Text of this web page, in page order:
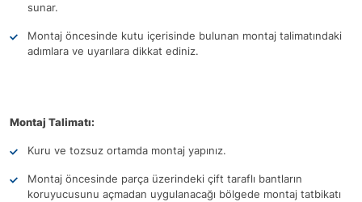
sunar.
Montaj öncesinde kutu içerisinde bulunan montaj talimatındaki
adımlara ve uyarılara dikkat ediniz.
Montaj Talimatı:
Kuru ve tozsuz ortamda montaj yapınız.
Montaj öncesinde parça üzerindeki çift taraflı bantların
koruyucusunu açmadan uygulanacağı bölgede montaj tatbikatı